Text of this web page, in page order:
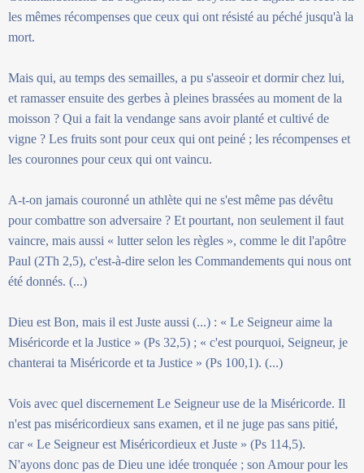
les mêmes récompenses que ceux qui ont résisté au péché jusqu'à la
mort.
Mais qui, au temps des semailles, a pu s'asseoir et dormir chez lui,
et ramasser ensuite des gerbes à pleines brassées au moment de la
moisson ? Qui a fait la vendange sans avoir planté et cultivé de
vigne ? Les fruits sont pour ceux qui ont peiné ; les récompenses et
les couronnes pour ceux qui ont vaincu.
A-t-on jamais couronné un athlète qui ne s'est même pas dévêtu
pour combattre son adversaire ? Et pourtant, non seulement il faut
vaincre, mais aussi « lutter selon les règles », comme le dit l'apôtre
Paul (2Th 2,5), c'est-à-dire selon les Commandements qui nous ont
été donnés. (...)
Dieu est Bon, mais il est Juste aussi (...) : « Le Seigneur aime la
Miséricorde et la Justice » (Ps 32,5) ; « c'est pourquoi, Seigneur, je
chanterai ta Miséricorde et ta Justice » (Ps 100,1). (...)
Vois avec quel discernement Le Seigneur use de la Miséricorde. Il
n'est pas miséricordieux sans examen, et il ne juge pas sans pitié,
car « Le Seigneur est Miséricordieux et Juste » (Ps 114,5).
N'ayons donc pas de Dieu une idée tronquée ; son Amour pour les